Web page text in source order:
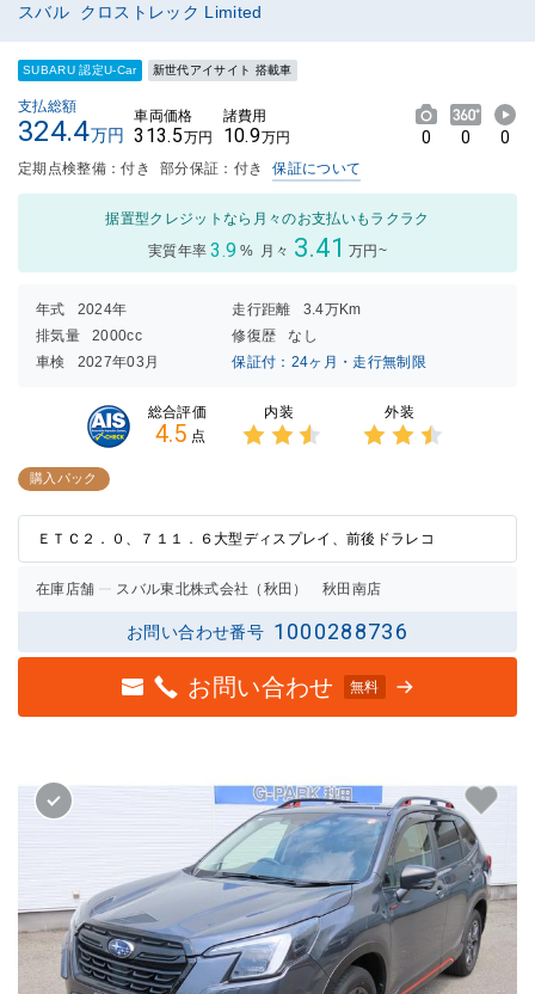
スバル クロストレック Limited
SUBARU 認定U-Car 新世代アイサイト 搭載車
支払総額
324.4万円
車両価格
313.5万円
諸費用
10.9万円 0 0 0
定期点検整備：付き 部分保証：付き 保証について
据置型クレジットなら月々のお支払いもラクラク
実質年率 3.9 % 月々 3.41 万円~
年式 2024年 走行距離
3.4万Km
排気量
2000cc 修復歴
なし
車検
2027年03月 保証付：24ヶ月・走行無制限
総合評価
4.5 点
内装 外装
購入パック
ＥＴＣ２．０、７１１．６大型ディスプレイ、前後ドラレコ
在庫店舗 スバル東北株式会社（秋田） 秋田南店
お問い合わせ番号 1000288736
お問い合わせ 無料